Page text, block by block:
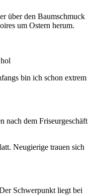
über den Baumschmuck
um Ostern herum.
bin ich schon extrem
nach dem Friseurgeschäft
Neugierige trauen sich
Schwerpunkt liegt bei